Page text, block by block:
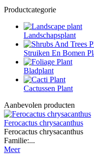
Productcategorie
Landschapsplant
Struiken En Bomen
Bladplant
Cactussen Plant
Aanbevolen producten
Ferocactus chrysacanthus
Ferocactus chrysacanthus
Familie:...
Meer